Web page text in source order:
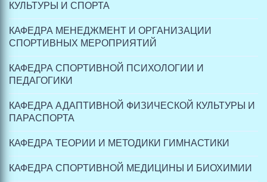
КУЛЬТУРЫ И СПОРТА
КАФЕДРА МЕНЕДЖМЕНТ И ОРГАНИЗАЦИИ
СПОРТИВНЫХ МЕРОПРИЯТИЙ
КАФЕДРА СПОРТИВНОЙ ПСИХОЛОГИИ И
ПЕДАГОГИКИ
КАФЕДРА АДАПТИВНОЙ ФИЗИЧЕСКОЙ КУЛЬТУРЫ И
ПАРАСПОРТА
КАФЕДРА ТЕОРИИ И МЕТОДИКИ ГИМНАСТИКИ
КАФЕДРА СПОРТИВНОЙ МЕДИЦИНЫ И БИОХИМИИ